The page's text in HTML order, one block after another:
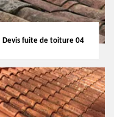
Devis fuite de toiture 04